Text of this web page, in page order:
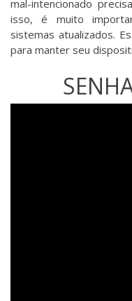
mal-intencionado
isso, é muito
sistemas atualizados.
para manter seu